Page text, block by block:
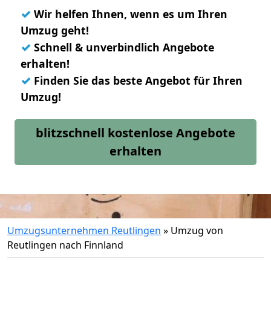
✓ Wir helfen Ihnen, wenn es um Ihren
Umzug geht!
✓ Schnell & unverbindlich Angebote
erhalten!
✓ Finden Sie das beste Angebot für Ihren
Umzug!
blitzschnell kostenlose Angebote
erhalten
Umzugsunternehmen Reutlingen » Umzug von
Reutlingen nach Finnland